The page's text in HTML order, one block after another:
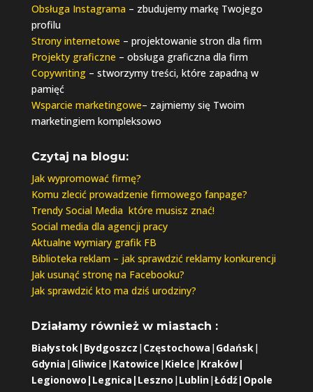
Obsługa Instagrama– zbudujemy markę Twojego
profilu
Strony internetowe – projektowanie stron dla firm
Projekty graficzne – obsługa graficzna dla firm
Copywriting– stworzymy treści, które zapadną w
pamięć
Wsparcie marketingowe– zajmiemy się Twoim
marketingiem kompleksowo
Czytaj na blogu:
Jak wypromować firmę?
Komu zlecić prowadzenie firmowego fanpage?
Trendy Social Media które musisz znać!
Social media dla agencji pracy
Aktualne wymiary grafik FB
Biblioteka reklam – jak sprawdzić reklamy konkurencji
Jak usunąć stronę na Facebooku?
Jak sprawdzić kto ma dziś urodziny?
Działamy również w miastach :
Białystok| Bydgoszcz |Częstochowa |Gdańsk|
Gdynia |Gliwice |Katowice |Kielce |Kraków|
Legionowo | Legnica | Leszno |Lublin|Łódź| Opole